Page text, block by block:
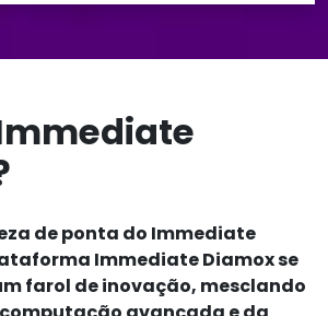
de ponta do Immediate
Immediate Diamox se
farol de inovação, mesclando